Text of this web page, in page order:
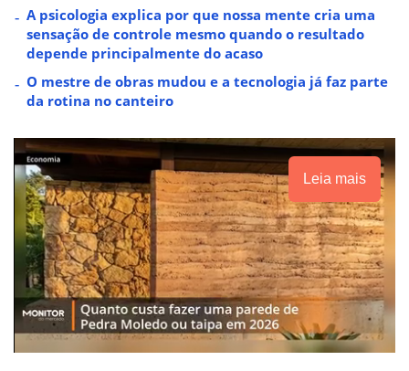
A psicologia explica por que nossa mente cria uma
sensação de controle mesmo quando o resultado
depende principalmente do acaso
O mestre de obras mudou e a tecnologia já faz parte
da rotina no canteiro
Leia mais